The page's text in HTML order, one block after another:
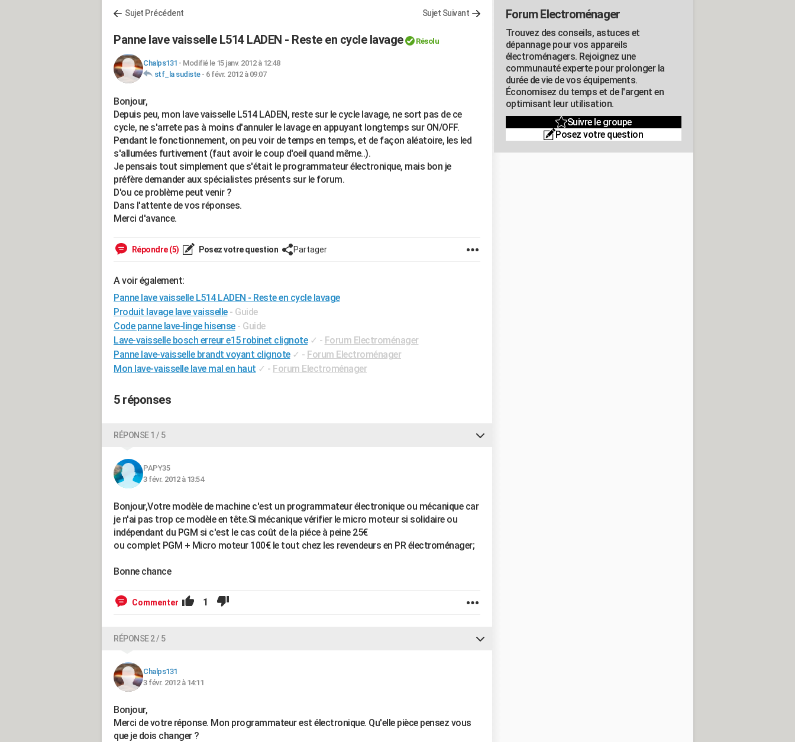
Sujet Précédent Sujet Suivant
Panne lave vaisselle L514 LADEN - Reste en cycle lavage Résolu
Chalps131 - Modifié le 15 janv. 2012 à 12:48
stf_la sudiste- 6 févr. 2012 à 09:07
Bonjour,
Depuis peu, mon lave vaisselle L514 LADEN, reste sur le cycle lavage, ne sort pas de ce
cycle, ne s'arrete pas à moins d'annuler le lavage en appuyant longtemps sur ON/OFF.
Pendant le fonctionnement, on peu voir de temps en temps, et de façon aléatoire, les led
s'allumées furtivement (faut avoir le coup d'oeil quand même..).
Je pensais tout simplement que s'était le programmateur électronique, mais bon je
préfère demander aux spécialistes présents sur le forum.
D'ou ce problème peut venir ?
Dans l'attente de vos réponses.
Merci d'avance.
Répondre (5) Posez votre question Partager
A voir également:
Panne lave vaisselle L514 LADEN - Reste en cycle lavage
Produit lavage lave vaisselle - Guide
Code panne lave-linge hisense - Guide
Lave-vaisselle bosch erreur e15 robinet clignote ✓ - Forum Electroménager
Panne lave-vaisselle brandt voyant clignote ✓ - Forum Electroménager
Mon lave-vaisselle lave mal en haut ✓ - Forum Electroménager
5 réponses
RÉPONSE 1 / 5
PAPY35
3 févr. 2012 à 13:54
Bonjour,Votre modèle de machine c'est un programmateur électronique ou mécanique car
je n'ai pas trop ce modèle en tête.Si mécanique vérifier le micro moteur si solidaire ou
indépendant du PGM si c'est le cas coût de la piéce à peine 25€
ou complet PGM + Micro moteur 100€ le tout chez les revendeurs en PR électroménager;
Bonne chance
Commenter 1
RÉPONSE 2 / 5
Chalps131
3 févr. 2012 à 14:11
Bonjour,
Merci de votre réponse. Mon programmateur est électronique. Qu'elle pièce pensez vous
que je dois changer ?
Forum Electroménager
Trouvez des conseils, astuces et
dépannage pour vos appareils
électroménagers. Rejoignez une
communauté experte pour prolonger la
durée de vie de vos équipements.
Économisez du temps et de l'argent en
optimisant leur utilisation.
Suivre le groupe
Posez votre question